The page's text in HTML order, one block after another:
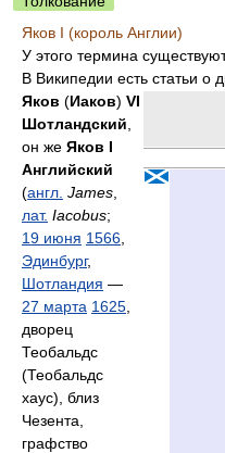
Яков I (король Англии)
У этого термина
В Википедии есть статьи о
Яков (Иаков) VI
Шотландский
он же Яков I
Английский
(англ. James
лат. Iacobus;
19 июня 1566
Эдинбург,
Шотландия —
27 марта 1625
дворец
Теобальдс
(Теобальдс
хаус), близ
Чезента,
графство